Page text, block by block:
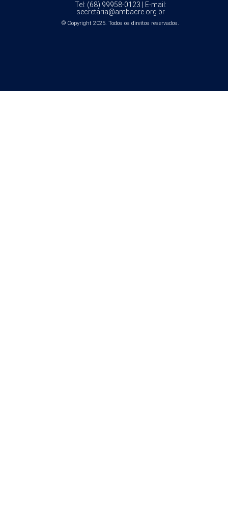
Tel: (68) 99958-0123 |
E-mail:
secretaria@ambacre.org.br
© Copyright 2025. Todos os direitos reservados.